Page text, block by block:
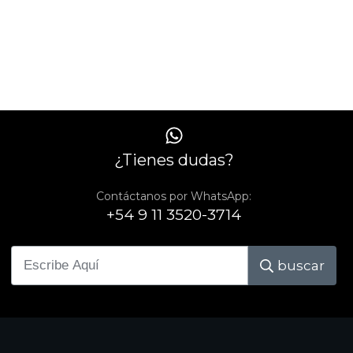
¿Tienes dudas?
Contáctanos por WhatsApp:
+54 9 11 3520-3714
buscar